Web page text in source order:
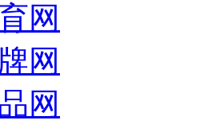
网
网
网